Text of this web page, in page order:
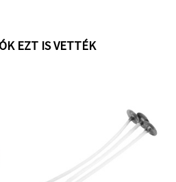
EZT IS VETTÉK